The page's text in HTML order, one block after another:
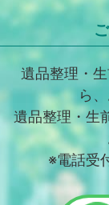
類、及び属性
利用目的の達
⑤取得方法
電子的若し
４、個人
当社はご本人
示、内容の訂
遺品整理・
ら
遺品整理・生
※電話受